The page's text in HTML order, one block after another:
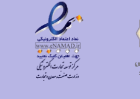
طلای خدایان اریک فون
طلایی دانا تارت868صفحهPDF